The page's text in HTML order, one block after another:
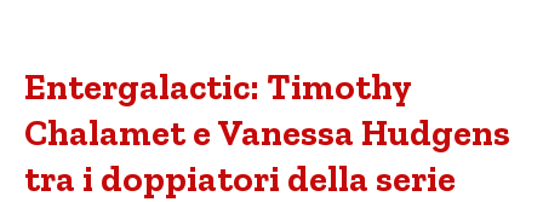
Entergalactic: Timothy
Chalamet e Vanessa Hudgens
tra i doppiatori della serie